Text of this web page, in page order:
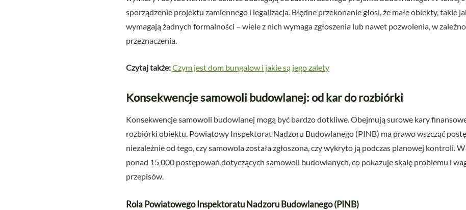
sporządzenie projektu zamiennego i legalizacja. Błędne przekonanie głosi, że małe obiekty, takie
wymagają żadnych formalności – wiele z nich wymaga zgłoszenia lub nawet pozwolenia, w
przeznaczenia.
Czytaj także:Czym jest dom bungalow i jakie są jego zalety
Konsekwencje samowoli budowlanej: od kar do rozbiórki
Konsekwencje samowoli budowlanej mogą być bardzo dotkliwe. Obejmują surowe kary
rozbiórki obiektu. Powiatowy Inspektorat Nadzoru Budowlanego (PINB) ma prawo wszcząć
niezależnie od tego, czy samowola została zgłoszona, czy wykryto ją podczas planowej kontroli.
ponad 15 000 postępowań dotyczących samowoli budowlanych, co pokazuje skalę problemu i
przepisów.
Rola Powiatowego Inspektoratu Nadzoru Budowlanego (PINB)